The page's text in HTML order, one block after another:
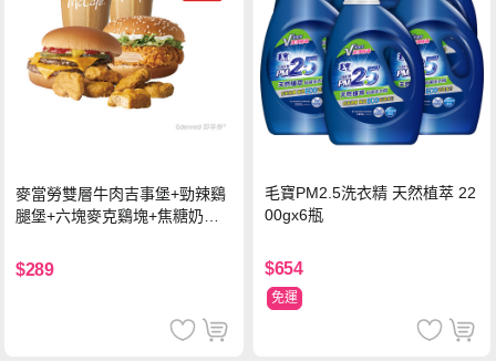
麥當勞雙層牛肉吉事堡+勁辣鷄
腿堡+六塊麥克鷄塊+焦糖奶茶
$289
毛寶PM2.5洗衣精 天然植萃 22
00gx6瓶
$654
免運